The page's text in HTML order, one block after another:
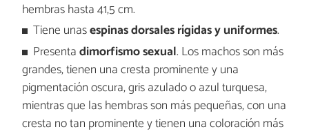
hembras hasta 41,5 cm.
Tiene unasespinas dorsales rígidas y uniformes.
Presentadimorfismo sexual. Los machos son más
grandes, tienen una cresta prominente y una
pigmentación oscura, gris azulado o azul turquesa,
mientras que las hembras son más pequeñas, con una
cresta no tan prominente y tienen una coloración más